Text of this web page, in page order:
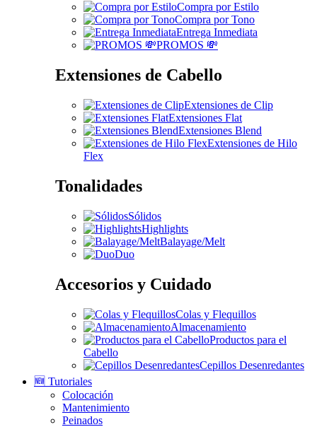
Compra por Estilo
Compra por Tono
Entrega Inmediata
PROMOS 💸
Extensiones de Cabello
Extensiones de Clip
Extensiones Flat
Extensiones Blend
Extensiones de Hilo
Flex
Tonalidades
Sólidos
Highlights
Balayage/Melt
Duo
Accesorios y Cuidado
Colas y Flequillos
Almacenamiento
Productos para el
Cabello
Cepillos Desenredantes
🆕 Tutoriales
Colocación
Mantenimiento
Peinados